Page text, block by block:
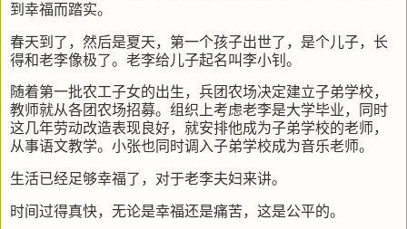
到幸福而踏实。
春天到了，然后是夏天，第一个孩子出世了，是个儿子，长
得和老李像极了。老李给儿子起名叫李小钊。
随着第一批农工子女的出生，兵团农场决定建立子弟学校，
教师就从各团农场招募。组织上考虑老李是大学毕业，同时
这几年劳动改造表现良好，就安排他成为子弟学校的老师，
从事语文教学。小张也同时调入子弟学校成为音乐老师。
生活已经足够幸福了，对于老李夫妇来讲。
时间过得真快，无论是幸福还是痛苦，这是公平的。